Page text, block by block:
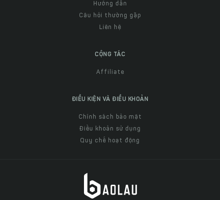
Hướng dẫn
Câu hỏi thường gặp
Liên hệ
CỘNG TÁC
Affiliate
ĐIỀU KIỆN VÀ ĐIỀU KHOẢN
Chính sách bảo mật
Điều khoản sử dụng
Quy chế hoạt động